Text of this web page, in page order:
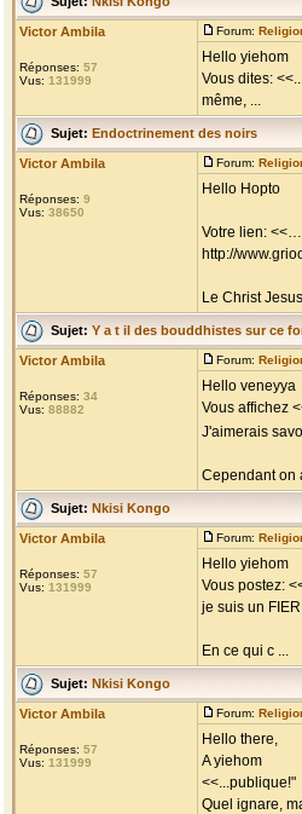
Victor Ambila
Réponses: 57
Vus: 131999
Forum:
Hello yiehom
Vous dites:
même, ...
Sujet: Endoctrinement des noirs
Victor Ambila
Réponses: 9
Vus: 38650
Forum:
Hello Hopto
Votre lien: <<…
http://
Le Christ
Sujet: Y a t il des bouddhistes sur ce
Victor Ambila
Réponses: 34
Vus: 88882
Forum:
Hello veneyya
Vous affichez
J'aimerais
Cependant on
Sujet: Nkisi Kongo
Victor Ambila
Réponses: 57
Vus: 131999
Forum:
Hello yiehom
Vous postez:
je suis un
En ce qui c ...
Sujet: Nkisi Kongo
Victor Ambila
Réponses: 57
Vus: 131999
Forum:
Hello there,
A yiehom
<<...publique!"
Quel ignare,